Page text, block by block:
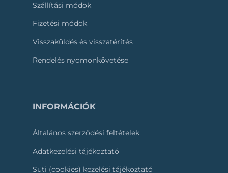
Szállítási módok
Fizetési módok
Visszaküldés és visszatérítés
Rendelés nyomonkövetése
INFORMÁCIÓK
Általános szerződési feltételek
Adatkezelési tájékoztató
Süti (cookies) kezelési tájékoztató